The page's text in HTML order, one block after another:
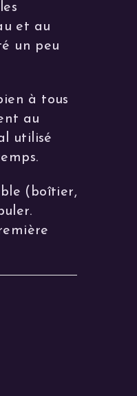
et au
un peu
à tous
au
utilisé
(boîtier,